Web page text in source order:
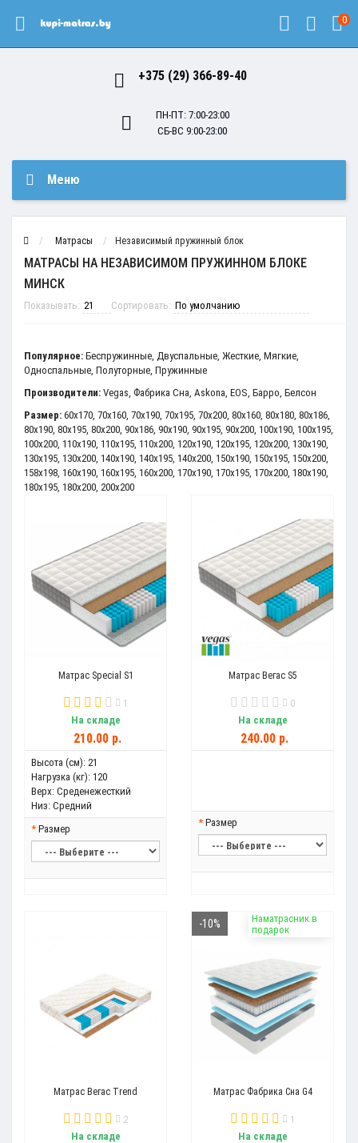
0
+375 (29) 366-89-40
ПН-ПТ: 7:00-23:00
СБ-ВС 9:00-23:00
Меню
Матрасы Независимый пружинный блок
МАТРАСЫ НА НЕЗАВИСИМОМ ПРУЖИННОМ БЛОКЕ
МИНСК
Показывать: Сортировать:
Популярное: Беспружинные, Двуспальные, Жесткие, Мягкие,
Односпальные, Полуторные, Пружинные
Производители: Vegas, Фабрика Сна, Askona, EOS, Барро, Белсон
Размер: 60x170, 70x160, 70x190, 70x195, 70x200, 80x160, 80x180, 80x186,
80x190, 80x195, 80x200, 90x186, 90x190, 90x195, 90x200, 100x190, 100x195,
100x200, 110x190, 110x195, 110x200, 120x190, 120x195, 120x200, 130x190,
130x195, 130x200, 140x190, 140x195, 140x200, 150x190, 150x195, 150x200,
158x198, 160x190, 160x195, 160x200, 170x190, 170x195, 170x200, 180x190,
180x195, 180x200, 200x200
Матрас Special S1
1
На складе
210.00 р.
Высота (см): 21
Нагрузка (кг): 120
Верх: Среденежесткий
Низ: Средний
Размер
Матрас Вегас S5
0
На складе
240.00 р.
Размер
Матрас Вегас Trend
2
На складе
Наматрасник в
подарок
-10%
Матрас Фабрика Сна G4
1
На складе